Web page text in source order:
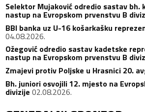
Selektor Mujaković odredio sastav bh.
nastup na Evropskom prvenstvu B
BBI banka uz U-16 košarkašku
04.08.2026.
Ožegović odredio sastav kadetske
nastup na Evropskom prvenstvu B
Zmajevi protiv Poljske u Hrasnici 20.
Bh. juniori osvojili 12. mjesto na
divizije 02.08.2026.